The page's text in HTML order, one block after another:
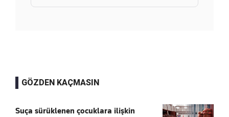
GÖZDEN KAÇMASIN
Suça sürüklenen çocuklara ilişkin